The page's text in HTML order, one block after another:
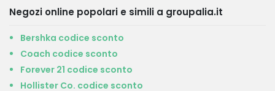
Negozi online popolari e simili a groupalia.it
Bershka codice sconto
Coach codice sconto
Forever 21 codice sconto
Hollister Co. codice sconto